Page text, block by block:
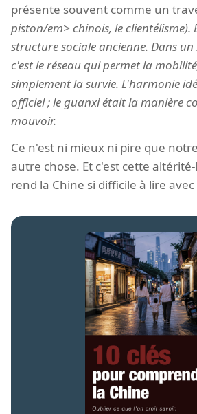
présente souvent comme un
piston/em> chinois, le clientélisme).
structure sociale ancienne. Dans un
c'est le réseau qui permet la
simplement la survie. L'harmonie
officiel ; le guanxi était la manière
mouvoir.
Ce n'est ni mieux ni pire que
autre chose. Et c'est cette
rend la Chine si difficile à lire